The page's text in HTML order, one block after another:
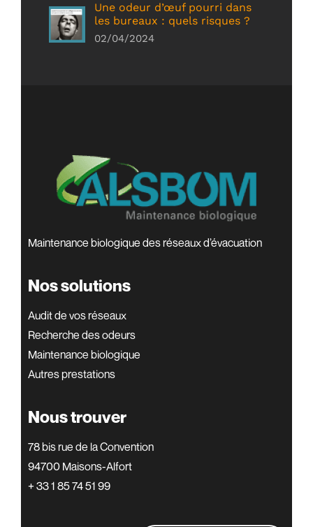
Une odeur d’œuf pourri dans
les bureaux : quels risques ?
02/04/2024
Maintenance biologique des réseaux d’évacuation
Nos solutions
Audit de vos réseaux
Recherche des odeurs
Maintenance biologique
Autres prestations
Nous trouver
78 bis rue de la Convention
94700 Maisons-Alfort
+ 33 1 85 74 51 99